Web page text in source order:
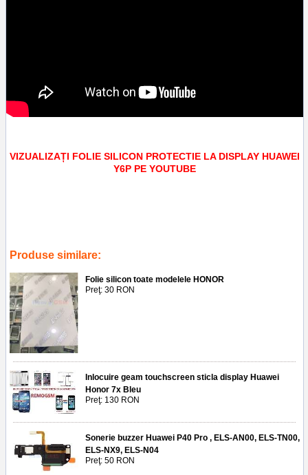
VIZUALIZAȚI FOLIE SILICON PROTECTIE LA DISPLAY HUAWEI
Y6P PE YOUTUBE
Produse similare:
Folie silicon toate modelele HONOR
Preţ: 30 RON
Inlocuire geam touchscreen sticla display Huawei
Honor 7x Bleu
Preţ: 130 RON
Sonerie buzzer Huawei P40 Pro , ELS-AN00, ELS-TN00,
ELS-NX9, ELS-N04
Preţ: 50 RON